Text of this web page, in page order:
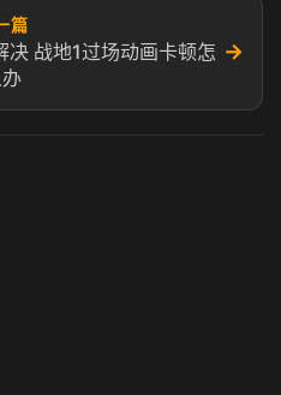
篇
决 战地1过场动画卡顿怎 →